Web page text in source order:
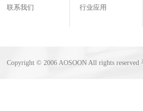
联系我们
行业应用
Copyright © 2006 AOSOON All rights reserved